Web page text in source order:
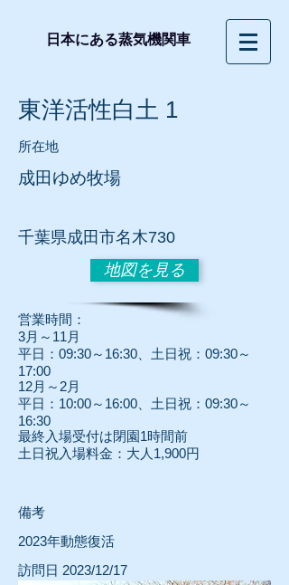
日本にある蒸気機関車
東洋活性白土 1
所在地
成田ゆめ牧場
​千葉県成田市名木730
地図を見る
営業時間：
3月～11月
平日：09:30～16:30、土日祝：09:30～
17:00
12月～2月
平日：10:00～16:00、土日祝：09:30～
16:30
最終入場受付は閉園1時間前
土日祝入場料金：大人1,900円
​備考
2023年動態復活
訪問日 2023/12/17